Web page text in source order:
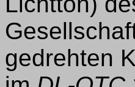
gedrehten